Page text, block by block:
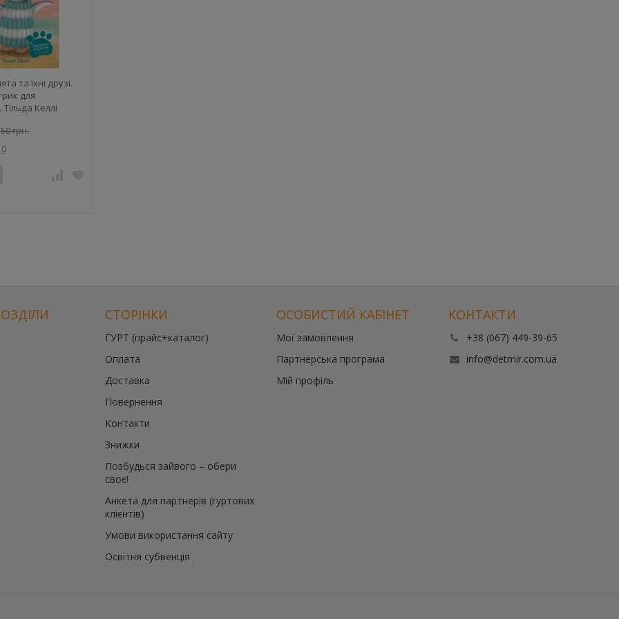
та їхні друзі.
для
Тільда Келлі
грн.
0
СТОРІНКИ
ГУРТ (прайс+каталог)
Оплата
Доставка
Повернення
Контакти
Знижки
Позбудься зайвого – обери
своє!
Анкета для партнерів (гуртових
клієнтів)
Умови використання сайту
Освітня субвенція
ОСОБИСТИЙ КАБІНЕТ
Мої замовлення
Партнерська програма
Мій профіль
КОНТАКТИ
+38 (067) 449-39-65
info@detmir.com.ua